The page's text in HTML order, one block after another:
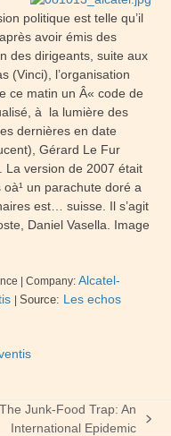
politique est telle qu’il
avoir émis des
des dirigeants, suite aux
(Vinci), l’organisation
ce matin un Â« code de
à la lumière des
dernières en date
Gérard Le Fur
La version de 2007 était
un parachute doré a
est… suisse. Il s’agit
Daniel Vasella. Image
| Company:Alcatel-
|Source: Les echos
The Junk-Food Trap: An
International Epidemic